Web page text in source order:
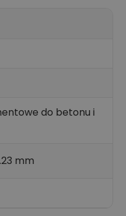
do betonu i
mm